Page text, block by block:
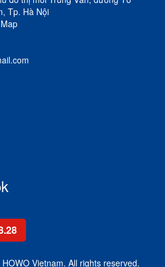
Tp. Hà Nội
Vietnam. All rights reserved.